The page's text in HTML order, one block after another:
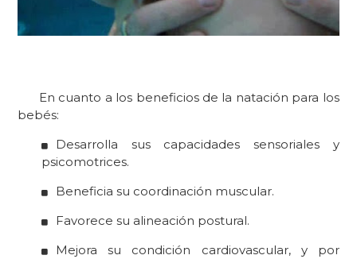
En cuanto a los beneficiosde la natación para los
bebés:
Desarrolla sus capacidades sensoriales y
psicomotrices.
Beneficia su coordinación muscular.
Favorece su alineación postural.
Mejora su condición cardiovascular, y por